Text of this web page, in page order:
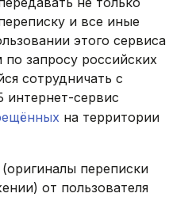
и все иные
этого сервиса
запросу российских
сотрудничать с
сервис
на территории
переписки
от пользователя